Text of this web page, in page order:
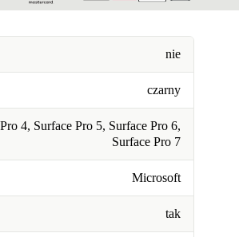
nie
czarny
4, Surface Pro 5, Surface Pro 6,
Surface Pro 7
Microsoft
tak